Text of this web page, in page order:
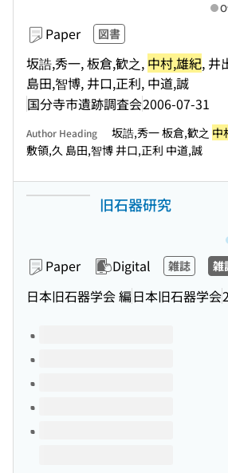
Paper 図書
坂誥,秀一, 板倉,歓之, 中村,雄紀, 井
島田,智博, 井口,正利, 中道,誠
国分寺市遺跡調査会2006-07-31
Author Heading 坂誥,秀一 板倉,歓之 中
敷領,久 島田,智博 井口,正利 中道,誠
旧石器研究
Paper Digital 雑誌 雑
日本旧石器学会 編日本旧石器学会
Volumes of this title